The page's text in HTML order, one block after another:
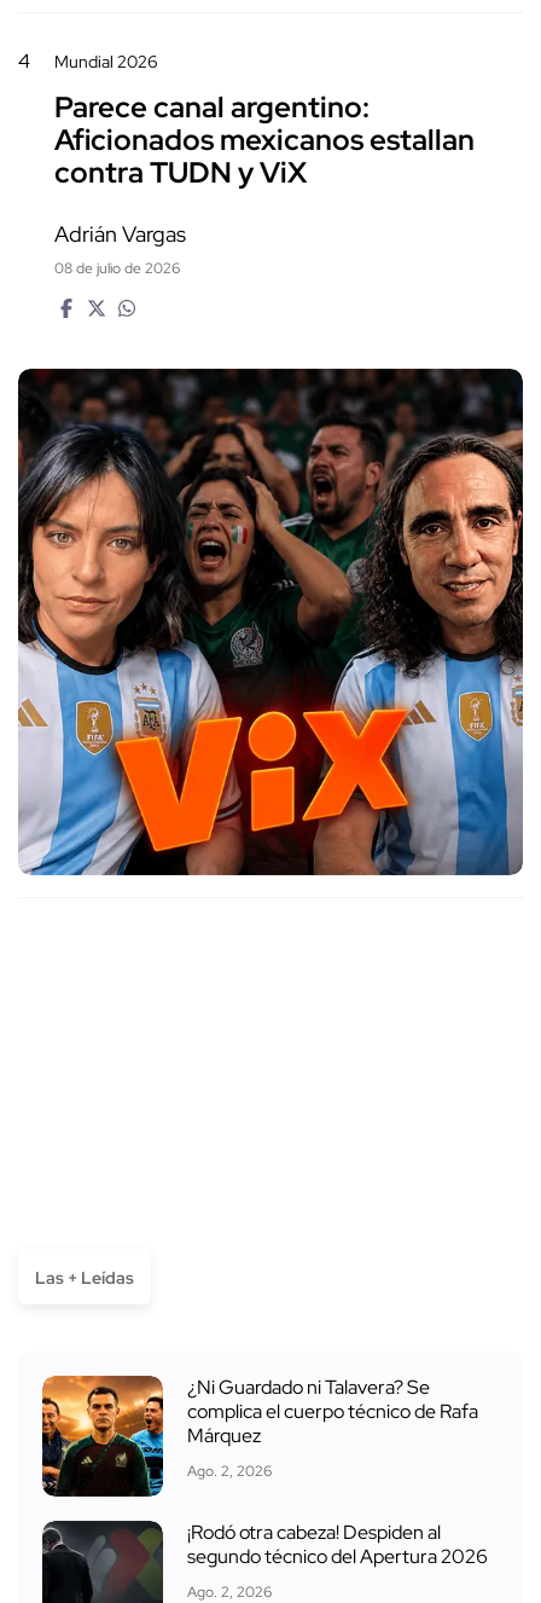
4 Mundial 2026
Parece canal argentino:
Aficionados mexicanos estallan
contra TUDN y ViX
Adrián Vargas
08 de julio de 2026
Las + Leídas
¿Ni Guardado ni Talavera? Se
complica el cuerpo técnico de Rafa
Márquez
Ago. 2, 2026
¡Rodó otra cabeza! Despiden al
segundo técnico del Apertura 2026
Ago. 2, 2026